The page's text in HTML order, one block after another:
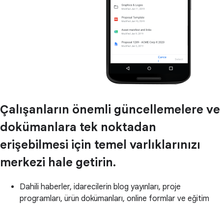
Çalışanların önemli güncellemelere ve
dokümanlara tek noktadan
erişebilmesi için temel varlıklarınızı
merkezi hale getirin.
Dahili haberler, idarecilerin blog yayınları, proje
programları, ürün dokümanları, online formlar ve eğitim